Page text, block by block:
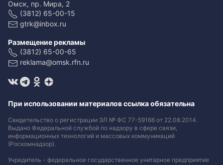
Омск, пр. Мира, 2
(3812) 65-00-15
gtrk@inbox.ru
Размещение рекламы
(3812) 65-00-65
reklama@omsk.rfn.ru
При использовании материалов ссылка обязательна
Свидетельство о регистрации ЭЛ № ФС 77-59166 от 22.08.2014.
Выдано Федеральной службой по надзору в сфере связи,
информационных технологий и массовых коммуникаций
(Роскомнадзор).
Учредитель - федеральное государственное унитарное предприятие